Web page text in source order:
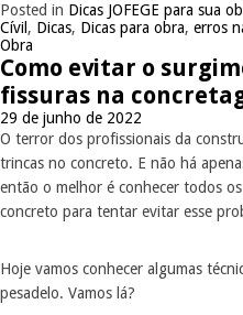
Posted in Dicas JOFEGE para sua
Cívil , Dicas, Dicas para obra, erros
Obra
Como evitar o
fissuras na
29 de junho de 2022
O terror dos profissionais da
trincas no concreto. E não há
então o melhor é conhecer todos
concreto para tentar evitar esse
Hoje vamos conhecer algumas
pesadelo. Vamos lá?